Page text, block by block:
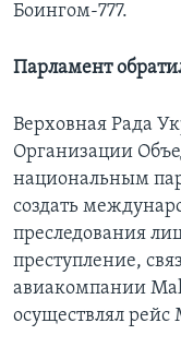
Боингом-777.
Парламент
Верховная Рада
Организации
национальным
создать
преследования
преступление,
авиакомпании
осуществлял рейс